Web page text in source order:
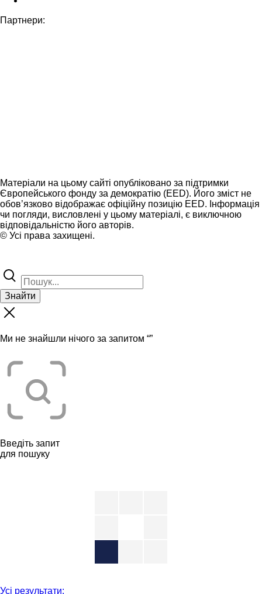
Партнери:
Матеріали на цьому сайті опубліковано за підтримки
Європейського фонду за демократію (EED). Його зміст не
обов’язково відображає офіційну позицію EED. Інформація
чи погляди, висловлені у цьому матеріалі, є виключною
відповідальністю його авторів.
© Усі права захищені.
Знайти
Ми не знайшли нічого за запитом “”
Введіть запит
для пошуку
Усі результати: